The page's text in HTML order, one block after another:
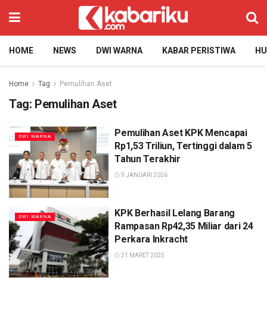
HOME NEWS DWI WARNA KABAR PERISTIWA
Home Tag Pemulihan Aset
Tag: Pemulihan Aset
DWI WARNA
Pemulihan Aset KPK Mencapai
Rp1,53 Triliun, Tertinggi dalam 5
Tahun Terakhir
9 JANUARI 2026
DWI WARNA
KPK Berhasil Lelang Barang
Rampasan Rp42,35 Miliar dari 24
Perkara Inkracht
21 MARET 2025